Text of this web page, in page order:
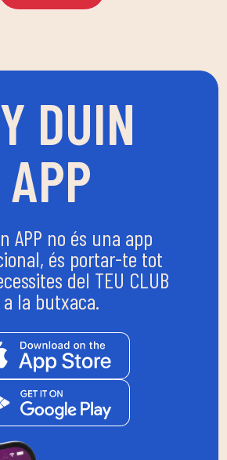
DUIN
APP
APP no és una app
és portar-te tot
del TEU CLUB
a la butxaca.